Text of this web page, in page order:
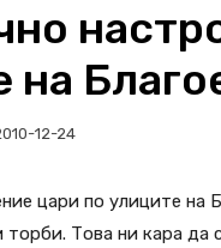
на
12-24
цари по улиците на
Това ни кара да